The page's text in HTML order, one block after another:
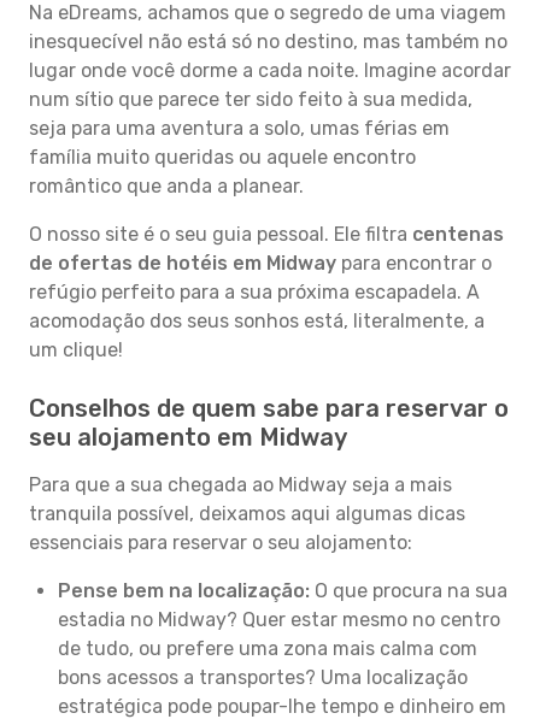
Na eDreams, achamos que o segredo de uma viagem
inesquecível não está só no destino, mas também no
lugar onde você dorme a cada noite. Imagine acordar
num sítio que parece ter sido feito à sua medida,
seja para uma aventura a solo, umas férias em
família muito queridas ou aquele encontro
romântico que anda a planear.
O nosso site é o seu guia pessoal. Ele filtra centenas
de ofertas de hotéis em Midway para encontrar o
refúgio perfeito para a sua próxima escapadela. A
acomodação dos seus sonhos está, literalmente, a
um clique!
Conselhos de quem sabe para reservar o
seu alojamento em Midway
Para que a sua chegada ao Midway seja a mais
tranquila possível, deixamos aqui algumas dicas
essenciais para reservar o seu alojamento:
Pense bem na localização: O que procura na sua
estadia no Midway? Quer estar mesmo no centro
de tudo, ou prefere uma zona mais calma com
bons acessos a transportes? Uma localização
estratégica pode poupar-lhe tempo e dinheiro em